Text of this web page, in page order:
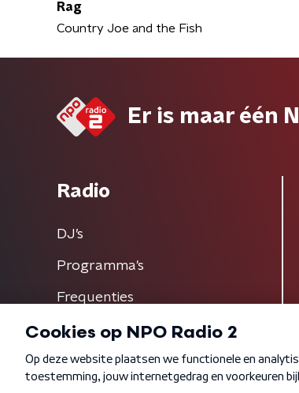
Rag
Country Joe and the Fish
Er is maar één
Radio
DJ’s
Programma's
Frequenties
Algemene voorwaarden Privacybeleid